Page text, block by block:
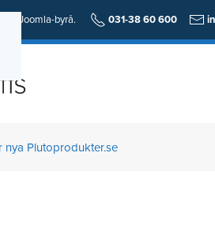
och Joomla-byrå. 031-38 60 600
nya Plutoprodukter.se